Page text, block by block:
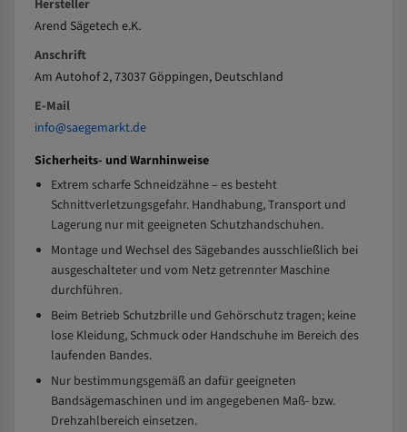
Hersteller
Arend Sägetech e.K.
Anschrift
Am Autohof 2, 73037 Göppingen, Deutschland
E-Mail
info@saegemarkt.de
Sicherheits- und Warnhinweise
Extrem scharfe Schneidzähne – es besteht
Schnittverletzungsgefahr. Handhabung, Transport und
Lagerung nur mit geeigneten Schutzhandschuhen.
Montage und Wechsel des Sägebandes ausschließlich bei
ausgeschalteter und vom Netz getrennter Maschine
durchführen.
Beim Betrieb Schutzbrille und Gehörschutz tragen; keine
lose Kleidung, Schmuck oder Handschuhe im Bereich des
laufenden Bandes.
Nur bestimmungsgemäß an dafür geeigneten
Bandsägemaschinen und im angegebenen Maß- bzw.
Drehzahlbereich einsetzen.